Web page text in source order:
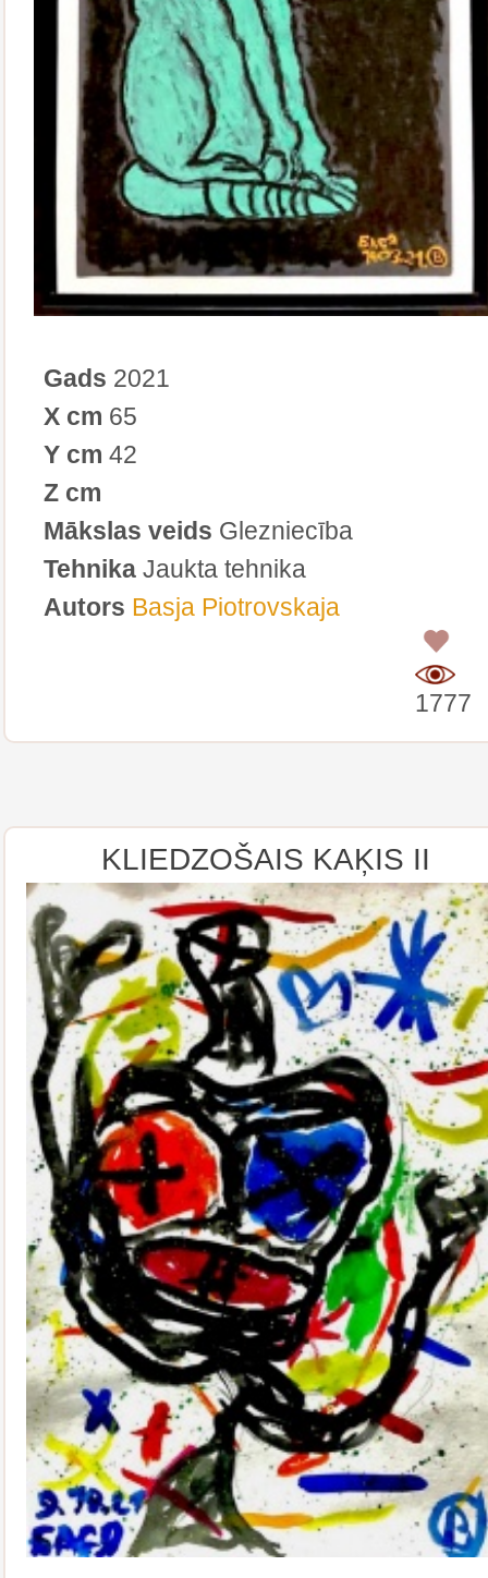
Gads 2021
X cm 65
Y cm 42
Z cm
Mākslas veids Glezniecība
Tehnika Jaukta tehnika
Autors Basja Piotrovskaja
1777
KLIEDZOŠAIS KAĶIS II